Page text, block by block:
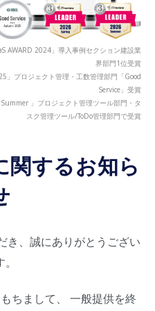
AWARD 2024」導入事例セクション建設業
界部門1位受賞
」プロジェクト管理・工数管理部門「Good
Service」受賞
」プロジェクト管理ツール部門・タ
スク管理ツール/ToDo管理部門で受賞
関するお知ら
き、誠にありがとうござい
ちまして、 一般提供を終